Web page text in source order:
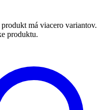
má viacero variantov.
produktu.